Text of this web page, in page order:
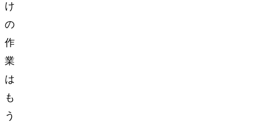
け
の
作
業
は
も
う